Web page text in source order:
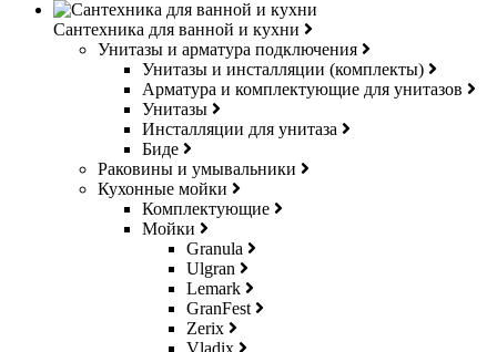
Сантехника для ванной и кухни
Унитазы и арматура подключения
Унитазы и инсталляции (комплекты)
Арматура и комплектующие для унитазов
Унитазы
Инсталляции для унитаза
Биде
Раковины и умывальники
Кухонные мойки
Комплектующие
Мойки
Granula
Ulgran
Lemark
GranFest
Zerix
Vladix